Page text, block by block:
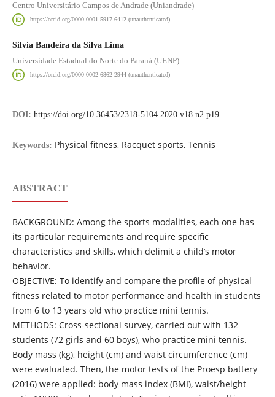
Centro Universitário Campos de Andrade (Uniandrade)
https://orcid.org/0000-0001-5917-6412 (unauthenticated)
Silvia Bandeira da Silva Lima
Universidade Estadual do Norte do Paraná (UENP)
https://orcid.org/0000-0002-6862-2944 (unauthenticated)
DOI: https://doi.org/10.36453/2318-5104.2020.v18.n2.p19
Keywords: Physical fitness, Racquet sports, Tennis
ABSTRACT
BACKGROUND: Among the sports modalities, each one has
its particular requirements and require specific
characteristics and skills, which delimit a child’s motor
behavior.
OBJECTIVE: To identify and compare the profile of physical
fitness related to motor performance and health in students
from 6 to 13 years old who practice mini tennis.
METHODS: Cross-sectional survey, carried out with 132
students (72 girls and 60 boys), who practice mini tennis.
Body mass (kg), height (cm) and waist circumference (cm)
were evaluated. Then, the motor tests of the Proesp battery
(2016) were applied: body mass index (BMI), waist/height